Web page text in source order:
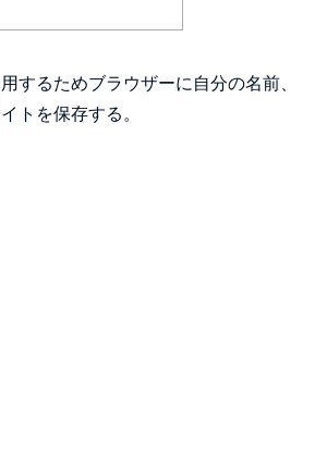
するためブラウザーに自分の名前、
トを保存する。